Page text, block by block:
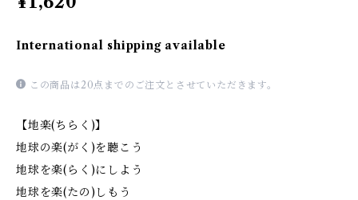
International shipping available
この商品は20点までのご注文とさせていただきます。
【地楽(ちらく)】
地球の楽(がく)を聴こう
地球を楽(らく)にしよう
地球を楽(たの)しもう